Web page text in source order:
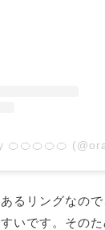
🍊🍊🍊🍊🍊
るリングなの
いです。その